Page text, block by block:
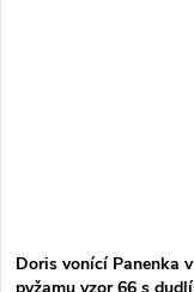
Doris vonící Panenka v